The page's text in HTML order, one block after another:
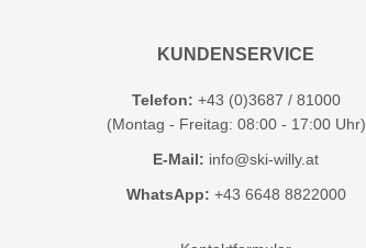
KUNDENSERVICE
Telefon: +43 (0)3687 / 81000
(Montag - Freitag: 08:00 - 17:00 Uhr)
E-Mail: info@ski-willy.at
WhatsApp: +43 6648 8822000